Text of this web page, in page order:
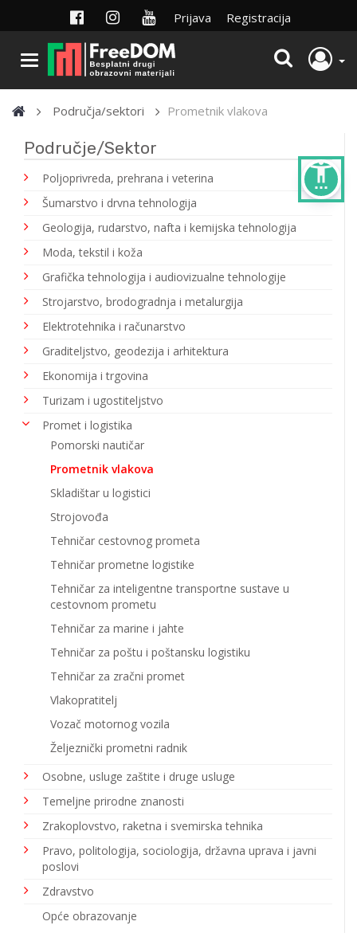
settings_accessibility
Prijava Registracija
Područja/sektori Prometnik vlakova
Područje/Sektor
Poljoprivreda, prehrana i veterina
Šumarstvo i drvna tehnologija
Geologija, rudarstvo, nafta i kemijska tehnologija
Moda, tekstil i koža
Grafička tehnologija i audiovizualne tehnologije
Strojarstvo, brodogradnja i metalurgija
Elektrotehnika i računarstvo
Graditeljstvo, geodezija i arhitektura
Ekonomija i trgovina
Turizam i ugostiteljstvo
Promet i logistika
Pomorski nautičar
Prometnik vlakova
Skladištar u logistici
Strojovođa
Tehničar cestovnog prometa
Tehničar prometne logistike
Tehničar za inteligentne transportne sustave u
cestovnom prometu
Tehničar za marine i jahte
Tehničar za poštu i poštansku logistiku
Tehničar za zračni promet
Vlakopratitelj
Vozač motornog vozila
Željeznički prometni radnik
Osobne, usluge zaštite i druge usluge
Temeljne prirodne znanosti
Zrakoplovstvo, raketna i svemirska tehnika
Pravo, politologija, sociologija, državna uprava i javni
poslovi
Zdravstvo
Opće obrazovanje